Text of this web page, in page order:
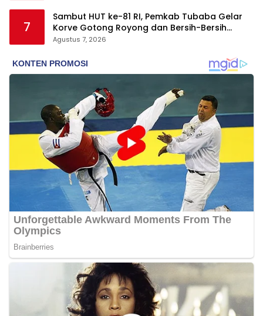
7
Sambut HUT ke-81 RI, Pemkab Tubaba Gelar
Korve Gotong Royong dan Bersih-Bersih
Serentak
Agustus 7, 2026